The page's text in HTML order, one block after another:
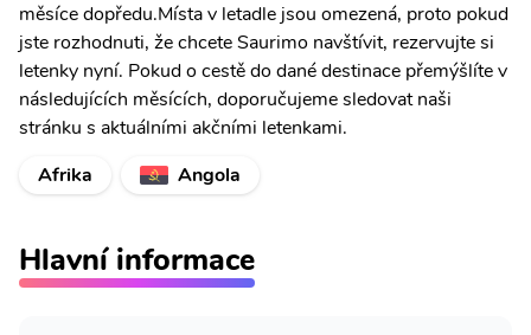
měsíce dopředu.Místa v letadle jsou omezená, proto pokud
jste rozhodnuti, že chcete Saurimo navštívit, rezervujte si
letenky nyní. Pokud o cestě do dané destinace přemýšlíte v
následujících měsících, doporučujeme sledovat naši
stránku s aktuálními akčními letenkami.
Afrika
Angola
Hlavní informace